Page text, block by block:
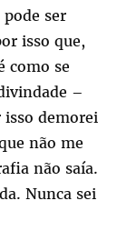
ser
isso que,
como se
–
isso demorei
não me
não saía.
Nunca sei